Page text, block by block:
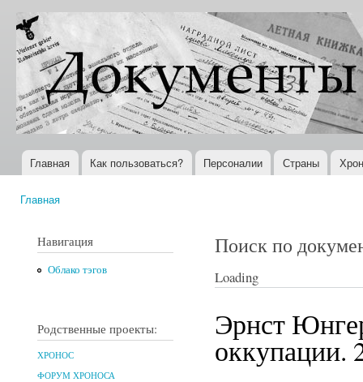
Документы
XX века
Всемирная
история в
Интернете
Главное меню
Главная Как пользоваться? Персоналии Страны
Главная
Навигация
Облако тэгов
Родственные проекты:
ХРОНОС
ФОРУМ ХРОНОСА
Поиск по
Loading
Эрнст
оккупации.